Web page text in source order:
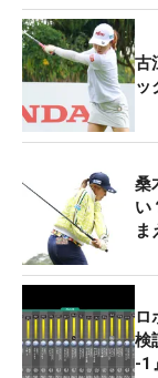
古
ッ
桑
い
ま
ロ
検
-1